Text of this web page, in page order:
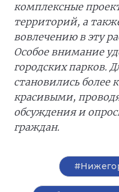
комплексные
территорий, а
вовлечению в эту
Особое внимание
городских парков.
становились
красивыми,
обсуждения и
граждан.